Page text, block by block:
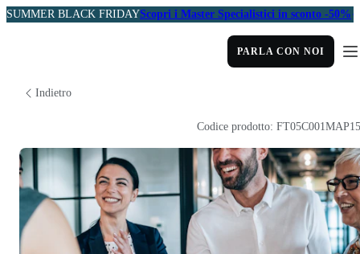
SUMMER BLACK FRIDAYScopri i Master Specialistici in sconto -50%
PARLA CON NOI
Indietro
Codice prodotto: